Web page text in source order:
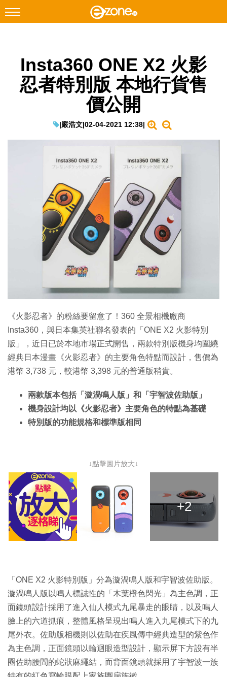
Facebook Instagram
科技焦點
教學評測
生成式AI與雲端應用
Enterprise Digital Transformation
Insta360 ONE X2 火影
忍者特別版 本地行貨售
價公開
|嚴浩文|02-04-2021 12:38|
《火影忍者》的粉絲要留意了！360 全景相機廠商
Insta360，與日本集英社聯名發表的「ONE X2 火影特別
版」，近日已於本地市場正式開售，兩款特別版機身均圍繞
經典日本漫畫《火影忍者》的主要角色特點而設計，售價為
港幣 3,738 元，較港幣 3,398 元的普通版稍貴。
兩款版本包括「漩渦鳴人版」和「宇智波佐助版」
機身設計均以《火影忍者》主要角色的特點為基礎
特別版的功能規格和標準版相同
↓點擊圖片放大↓
+2
「ONE X2 火影特別版」分為漩渦鳴人版和宇智波佐助版。
漩渦鳴人版以鳴人標誌性的「木葉橙色閃光」為主色調，正
面鏡頭設計採用了進入仙人模式九尾暴走的眼睛，以及鳴人
臉上的六道抓痕，整體風格呈現出鳴人進入九尾模式下的九
尾外衣。佐助版相機則以佐助在疾風傳中經典造型的紫色作
為主色調，正面鏡頭以輪迴眼造型設計，顯示屏下方設有半
圈佐助腰間的蛇狀麻繩結，而背面鏡頭就採用了宇智波一族